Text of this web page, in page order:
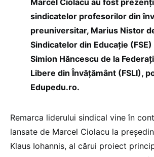
sindicatelor profesorilor din
preuniversitar, Marius Nistor
Sindicatelor din Educație (FSE)
Simion Hăncescu de la
Libere din Învățământ (FSLI),
Edupedu.ro.
Remarca liderului sindical vine în
lansate de Marcel Ciolacu la
Klaus Iohannis, al cărui proiect